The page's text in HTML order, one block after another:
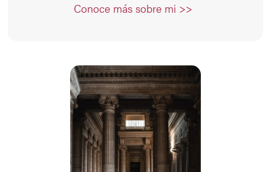
Conoce más sobre mi >>